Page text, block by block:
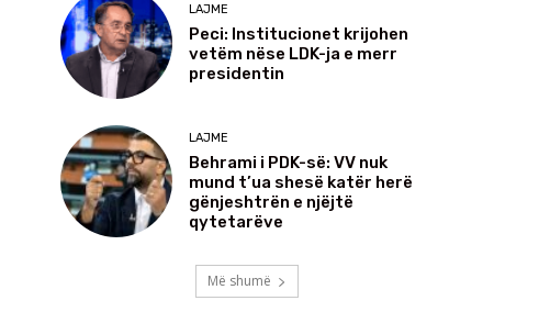
LAJME
Peci: Institucionet krijohen
vetëm nëse LDK-ja e merr
presidentin
LAJME
Behrami i PDK-së: VV nuk
mund t’ua shesë katër herë
gënjeshtrën e njëjtë
qytetarëve
Më shumë